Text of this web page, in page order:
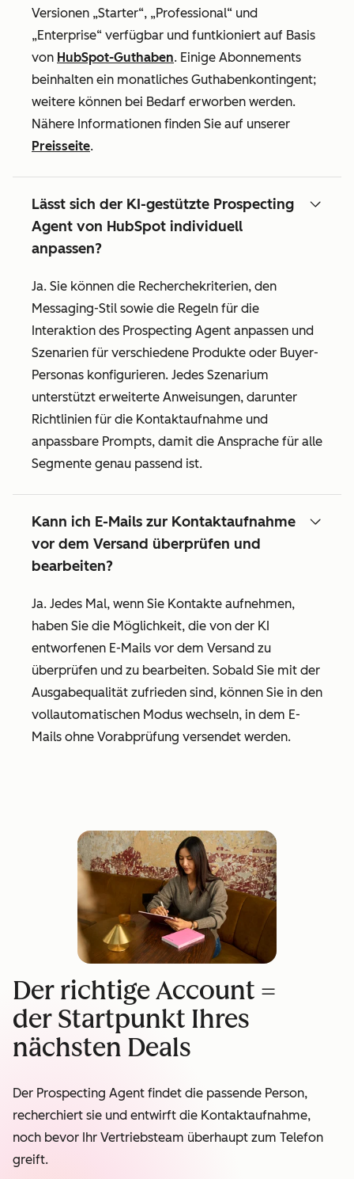
Versionen „Starter“, „Professional“ und
„Enterprise“ verfügbar und funtkioniert auf Basis
von HubSpot-Guthaben. Einige Abonnements
beinhalten ein monatliches Guthabenkontingent;
weitere können bei Bedarf erworben werden.
Nähere Informationen finden Sie auf unserer
Preisseite.
Lässt sich der KI-gestützte Prospecting
Agent von HubSpot individuell
anpassen?
Ja. Sie können die Recherchekriterien, den
Messaging-Stil sowie die Regeln für die
Interaktion des Prospecting Agent anpassen und
Szenarien für verschiedene Produkte oder Buyer-
Personas konfigurieren. Jedes Szenarium
unterstützt erweiterte Anweisungen, darunter
Richtlinien für die Kontaktaufnahme und
anpassbare Prompts, damit die Ansprache für alle
Segmente genau passend ist.
Kann ich E-Mails zur Kontaktaufnahme
vor dem Versand überprüfen und
bearbeiten?
Ja. Jedes Mal, wenn Sie Kontakte aufnehmen,
haben Sie die Möglichkeit, die von der KI
entworfenen E-Mails vor dem Versand zu
überprüfen und zu bearbeiten. Sobald Sie mit der
Ausgabequalität zufrieden sind, können Sie in den
vollautomatischen Modus wechseln, in dem E-
Mails ohne Vorabprüfung versendet werden.
Der richtige Account =
der Startpunkt Ihres
nächsten Deals
Der Prospecting Agent findet die passende Person,
recherchiert sie und entwirft die Kontaktaufnahme,
noch bevor Ihr Vertriebsteam überhaupt zum Telefon
greift.